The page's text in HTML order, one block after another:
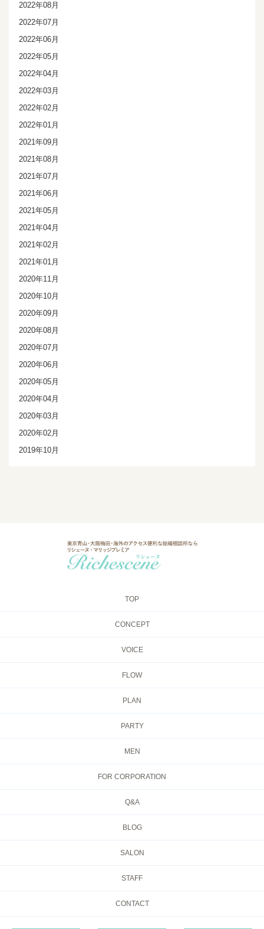
2022年08月
2022年07月
2022年06月
2022年05月
2022年04月
2022年03月
2022年02月
2022年01月
2021年09月
2021年08月
2021年07月
2021年06月
2021年05月
2021年04月
2021年02月
2021年01月
2020年11月
2020年10月
2020年09月
2020年08月
2020年07月
2020年06月
2020年05月
2020年04月
2020年03月
2020年02月
2019年10月
TOP
CONCEPT
VOICE
FLOW
PLAN
PARTY
MEN
FOR CORPORATION
Q&A
BLOG
SALON
STAFF
CONTACT